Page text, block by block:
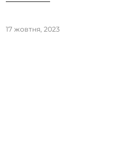
17 жовтня, 2023